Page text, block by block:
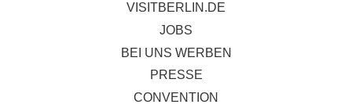
VISITBERLIN.DE
JOBS
BEI UNS WERBEN
PRESSE
CONVENTION